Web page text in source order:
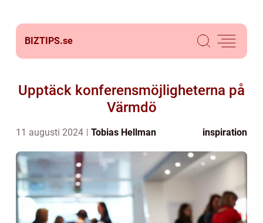
BIZTIPS.se
Upptäck konferensmöjligheterna på
Värmdö
11 augusti 2024 Tobias Hellman inspiration